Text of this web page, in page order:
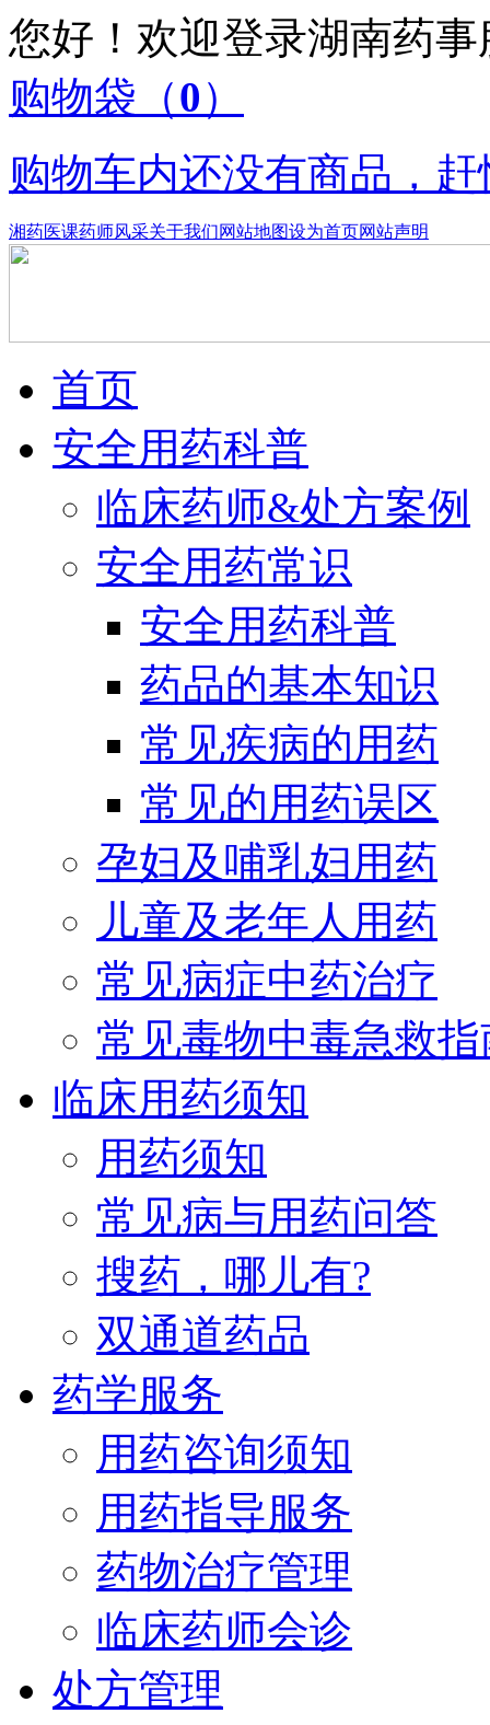
您好！欢迎登录湖南药
购物袋 （0）
购物车内还没有商品，
湘药医课药师风采关于我们网站地图设为首页网站声明
首页
安全用药科普
临床药师&处方案例
安全用药常识
安全用药科普
药品的基本知识
常见疾病的用药
常见的用药误区
孕妇及哺乳妇用药
儿童及老年人用药
常见病症中药治疗
常见毒物中毒急救指
临床用药须知
用药须知
常见病与用药问答
搜药，哪儿有?
双通道药品
药学服务
用药咨询须知
用药指导服务
药物治疗管理
临床药师会诊
处方管理